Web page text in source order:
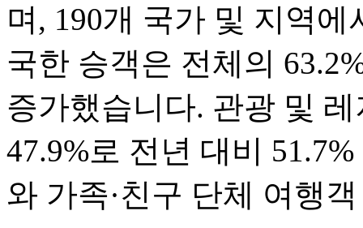
며, 190개 국가 및 지역
국한 승객은 전체의
증가했습니다. 관광 및
47.9%로 전년 대비
와 가족·친구 단체 여행